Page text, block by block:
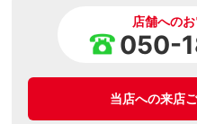
店舗への
050-
当店への来店